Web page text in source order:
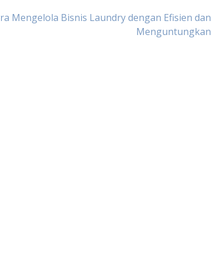
Mengelola Bisnis Laundry dengan Efisien dan
Menguntungkan